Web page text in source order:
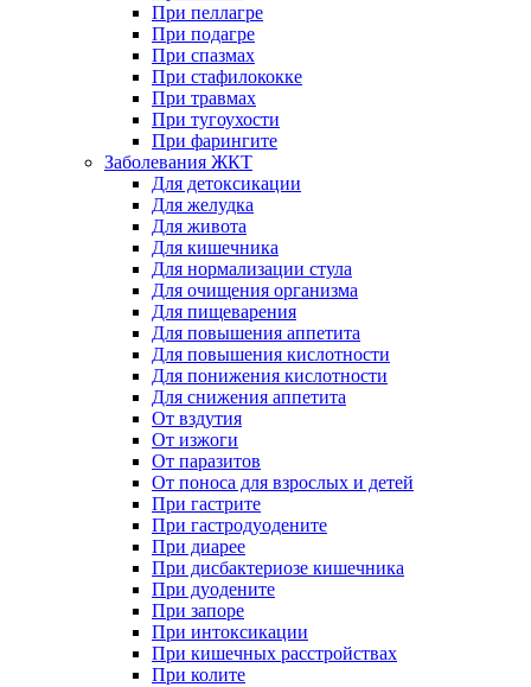
При пеллагре
При подагре
При спазмах
При стафилококке
При травмах
При тугоухости
При фарингите
Заболевания ЖКТ
Для детоксикации
Для желудка
Для живота
Для кишечника
Для нормализации стула
Для очищения организма
Для пищеварения
Для повышения аппетита
Для повышения кислотности
Для понижения кислотности
Для снижения аппетита
От вздутия
От изжоги
От паразитов
От поноса для взрослых и детей
При гастрите
При гастродуодените
При диарее
При дисбактериозе кишечника
При дуодените
При запоре
При интоксикации
При кишечных расстройствах
При колите